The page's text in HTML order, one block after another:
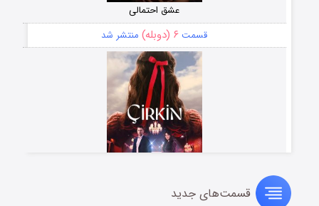
عشق احتمالی
قسمت ۶ (دوبله) منتشر شد
سریال زشتقسمت‌های جدید